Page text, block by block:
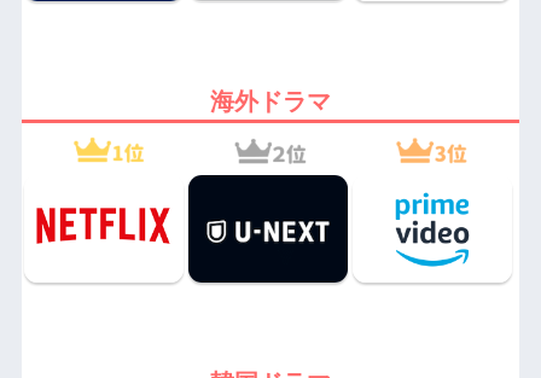
海外ドラマ